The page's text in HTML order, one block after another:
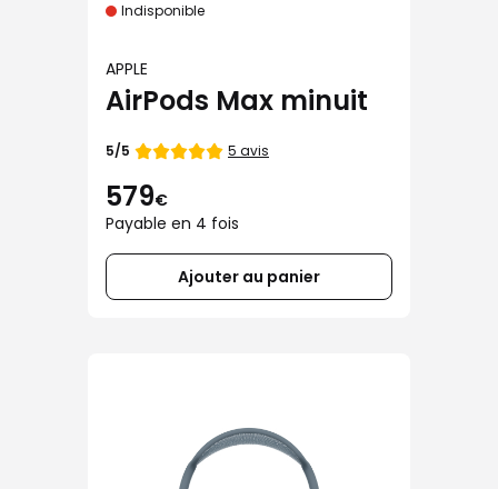
Indisponible
APPLE
AirPods Max minuit
Note
5/5 5 avis
579€
Payable en 4 fois
Ajouter au panier